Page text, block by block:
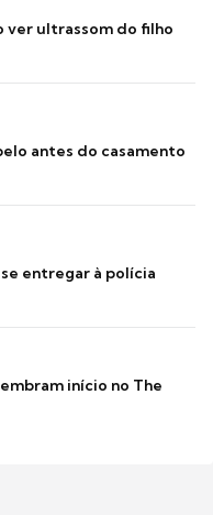
ver ultrassom do filho
antes do casamento
entregar à polícia
início no The